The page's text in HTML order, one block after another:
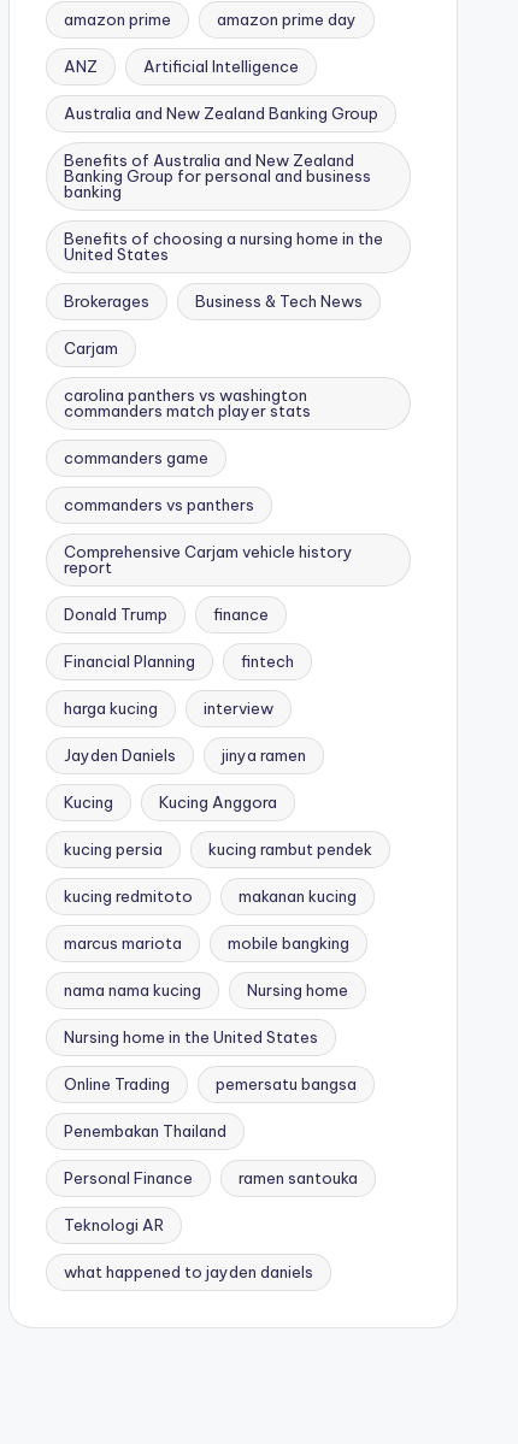
amazon prime amazon prime day
ANZ Artificial Intelligence
Australia and New Zealand Banking Group
Benefits of Australia and New Zealand
Banking Group for personal and business
banking
Benefits of choosing a nursing home in the
United States
Brokerages Business & Tech News
Carjam
carolina panthers vs washington
commanders match player stats
commanders game
commanders vs panthers
Comprehensive Carjam vehicle history
report
Donald Trump finance
Financial Planning fintech
harga kucing interview
Jayden Daniels jinya ramen
Kucing Kucing Anggora
kucing persia kucing rambut pendek
kucing redmitoto makanan kucing
marcus mariota mobile bangking
nama nama kucing Nursing home
Nursing home in the United States
Online Trading pemersatu bangsa
Penembakan Thailand
Personal Finance ramen santouka
Teknologi AR
what happened to jayden daniels